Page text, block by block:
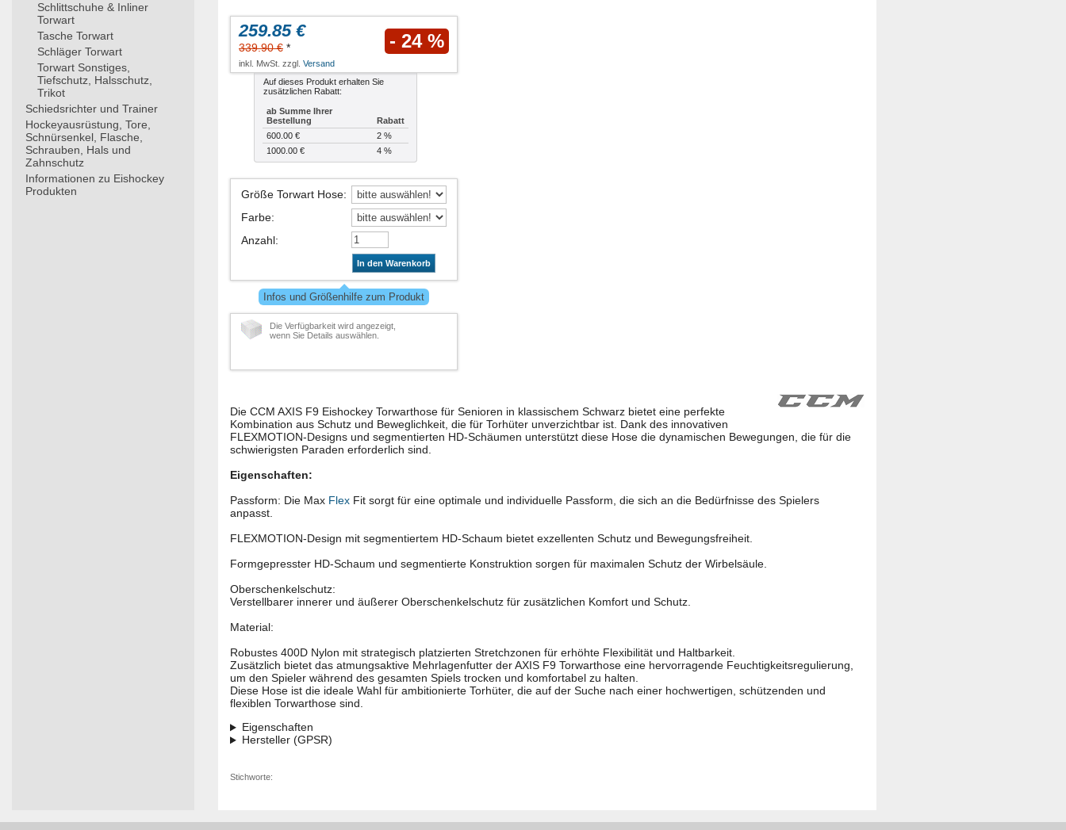
Schlittschuhe & Inliner
Torwart
Tasche Torwart
Schläger Torwart
Torwart Sonstiges,
Tiefschutz, Halsschutz,
Trikot
Schiedsrichter und Trainer
Hockeyausrüstung, Tore,
Schnürsenkel, Flasche,
Schrauben, Hals und
Zahnschutz
Informationen zu Eishockey
Produkten
259.85 €
339.90 € * - 24 %
inkl. MwSt. zzgl. Versand
Auf dieses Produkt erhalten Sie
zusätzlichen Rabatt:
ab Summe Ihrer
Bestellung
Rabatt
600.00 €
2 %
1000.00 €
4 %
Größe Torwart Hose:
Farbe:
Anzahl:
In den Warenkorb
Infos und Größenhilfe zum Produkt
Die Verfügbarkeit wird angezeigt,
wenn Sie Details auswählen.
Die CCM AXIS F9 Eishockey Torwarthose für Senioren in klassischem Schwarz bietet eine perfekte
Kombination aus Schutz und Beweglichkeit, die für Torhüter unverzichtbar ist. Dank des innovativen
FLEXMOTION-Designs und segmentierten HD-Schäumen unterstützt diese Hose die dynamischen Bewegungen, die für die
schwierigsten Paraden erforderlich sind.
Eigenschaften:
Passform: Die Max Flex Fit sorgt für eine optimale und individuelle Passform, die sich an die Bedürfnisse des Spielers
anpasst.
FLEXMOTION-Design mit segmentiertem HD-Schaum bietet exzellenten Schutz und Bewegungsfreiheit.
Formgepresster HD-Schaum und segmentierte Konstruktion sorgen für maximalen Schutz der Wirbelsäule.
Oberschenkelschutz:
Verstellbarer innerer und äußerer Oberschenkelschutz für zusätzlichen Komfort und Schutz.
Material:
Robustes 400D Nylon mit strategisch platzierten Stretchzonen für erhöhte Flexibilität und Haltbarkeit.
Zusätzlich bietet das atmungsaktive Mehrlagenfutter der AXIS F9 Torwarthose eine hervorragende Feuchtigkeitsregulierung,
um den Spieler während des gesamten Spiels trocken und komfortabel zu halten.
Diese Hose ist die ideale Wahl für ambitionierte Torhüter, die auf der Suche nach einer hochwertigen, schützenden und
flexiblen Torwarthose sind.
Eigenschaften
Hersteller (GPSR)
Stichworte: